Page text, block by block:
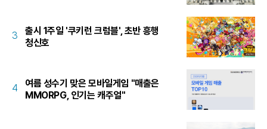
3
출시 1주일 '쿠키런 크럼블', 초반 흥행
청신호
4
여름 성수기 맞은 모바일게임 "매출은
MMORPG, 인기는 캐주얼"